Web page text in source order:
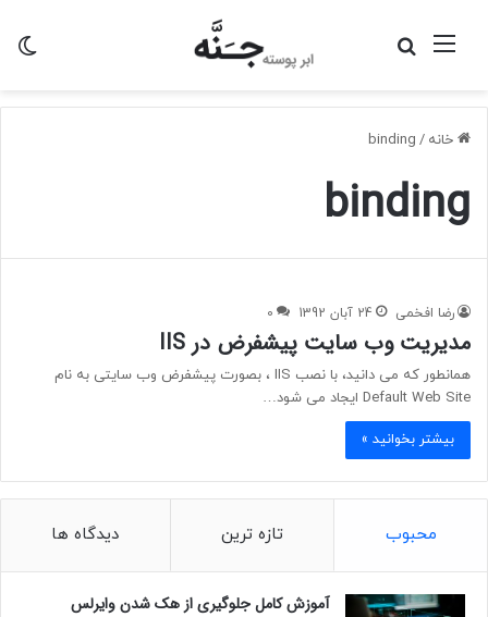
منو
خانه /
binding
binding
رضا افخمی 24 آبان 1392 0
مدیریت وب سایت پیشفرض در IIS
همانطور که می دانید، با نصب IIS ، بصورت پیشفرض وب سایتی به نام
Default Web Site ایجاد می شود…
بیشتر بخوانید »
محبوب تازه ترین دیدگاه ها
آموزش کامل جلوگیری از هک شدن وایرلس